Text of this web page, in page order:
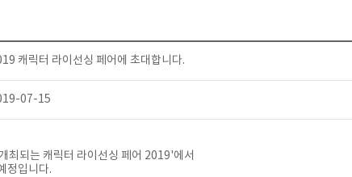
캐릭터 라이선싱 페어에 초대합니다.
07-15
최되는 캐릭터 라이선싱 페어 2019'에서
정입니다.